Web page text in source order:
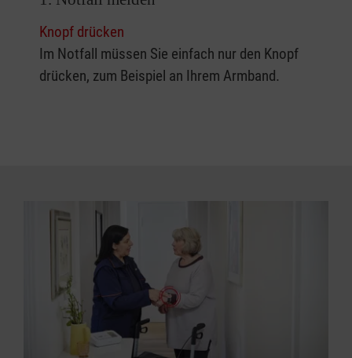
Knopf drücken
Im Notfall müssen Sie einfach nur den Knopf
drücken, zum Beispiel an Ihrem Armband.